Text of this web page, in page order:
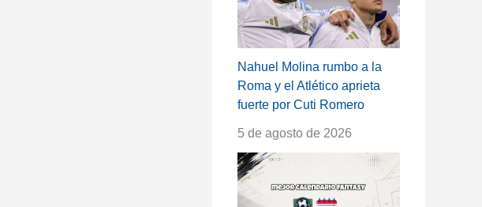
Nahuel Molina rumbo a la
Roma y el Atlético aprieta
fuerte por Cuti Romero
5 de agosto de 2026